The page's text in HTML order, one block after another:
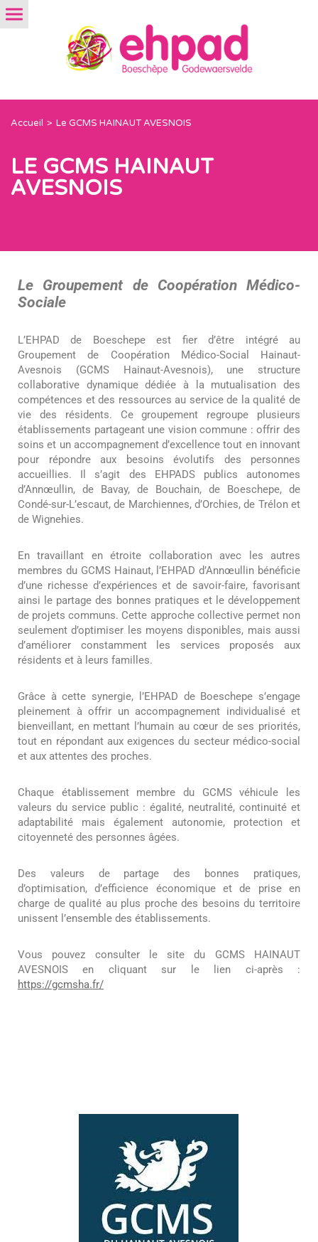
Accueil Le GCMS HAINAUT AVESNOIS
LE GCMS HAINAUT
AVESNOIS
Le Groupement de Coopération Médico-
Sociale
L’EHPAD de Boeschepe est fier d’être intégré au
Groupement de Coopération Médico-Social Hainaut-
Avesnois (GCMS Hainaut-Avesnois), une structure
collaborative dynamique dédiée à la mutualisation des
compétences et des ressources au service de la qualité de
vie des résidents. Ce groupement regroupe plusieurs
établissements partageant une vision commune : offrir des
soins et un accompagnement d’excellence tout en innovant
pour répondre aux besoins évolutifs des personnes
accueillies. Il s’agit des EHPADS publics autonomes
d’Annœullin, de Bavay, de Bouchain, de Boeschepe, de
Condé-sur-L’escaut, de Marchiennes, d’Orchies, de Trélon et
de Wignehies.
En travaillant en étroite collaboration avec les autres
membres du GCMS Hainaut, l’EHPAD d’Annœullin bénéficie
d’une richesse d’expériences et de savoir-faire, favorisant
ainsi le partage des bonnes pratiques et le développement
de projets communs. Cette approche collective permet non
seulement d’optimiser les moyens disponibles, mais aussi
d’améliorer constamment les services proposés aux
résidents et à leurs familles.
Grâce à cette synergie, l’EHPAD de Boeschepe s’engage
pleinement à offrir un accompagnement individualisé et
bienveillant, en mettant l’humain au cœur de ses priorités,
tout en répondant aux exigences du secteur médico-social
et aux attentes des proches.
Chaque établissement membre du GCMS véhicule les
valeurs du service public : égalité, neutralité, continuité et
adaptabilité mais également autonomie, protection et
citoyenneté des personnes âgées.
Des valeurs de partage des bonnes pratiques,
d’optimisation, d’efficience économique et de prise en
charge de qualité au plus proche des besoins du territoire
unissent l’ensemble des établissements.
Vous pouvez consulter le site du GCMS HAINAUT
AVESNOIS en cliquant sur le lien ci-après :
https://gcmsha.fr/